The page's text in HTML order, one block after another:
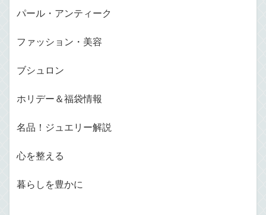
パール・アンティーク
ファッション・美容
ブシュロン
ホリデー＆福袋情報
名品！ジュエリー解説
心を整える
暮らしを豊かに